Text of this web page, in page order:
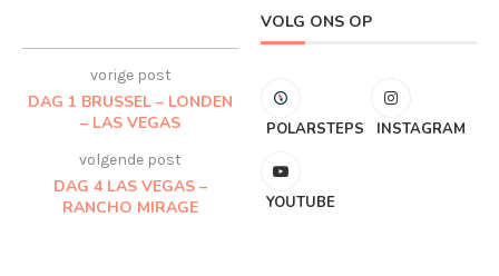
vorige post
DAG 1 BRUSSEL – LONDEN
– LAS VEGAS
volgende post
DAG 4 LAS VEGAS –
RANCHO MIRAGE
VOLG ONS OP
POLARSTEPS INSTAGRAM
YOUTUBE